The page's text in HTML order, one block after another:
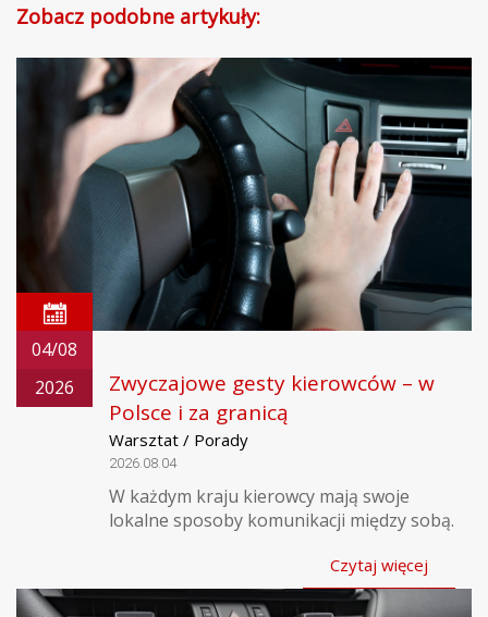
Zobacz podobne artykuły:
04/08
2026
Zwyczajowe gesty kierowców – w
Polsce i za granicą
Warsztat / Porady
2026.08.04
W każdym kraju kierowcy mają swoje
lokalne sposoby komunikacji między sobą.
Czytaj więcej